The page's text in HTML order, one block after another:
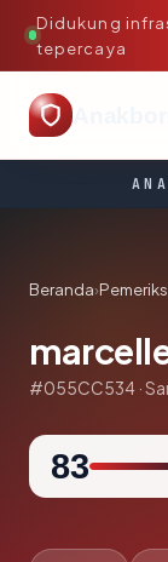
Didukung
tepercaya
Beranda›
#055CC534 ·
83